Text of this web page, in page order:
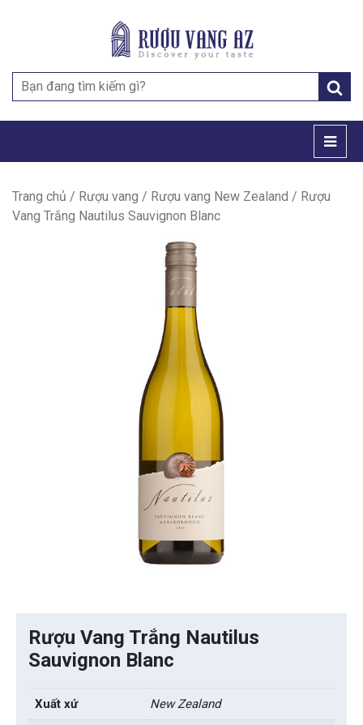
Search
for:
Trang chủ / Rượu vang / Rượu vang New Zealand / Rượu
Vang Trắng Nautilus Sauvignon Blanc
Rượu Vang Trắng Nautilus
Sauvignon Blanc
Xuất xứ New Zealand